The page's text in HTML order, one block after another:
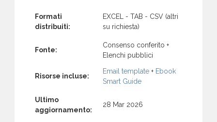
Formati
distribuiti:
EXCEL - TAB - CSV (altri
su richiesta)
Fonte:
Consenso conferito +
Elenchi pubblici
Risorse incluse:
Email template + Ebook
Smart Guide
Ultimo
aggiornamento:
28 Mar 2026